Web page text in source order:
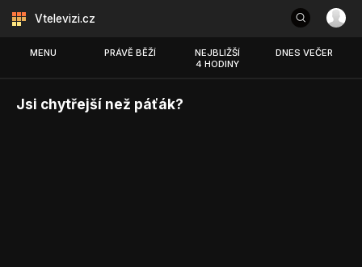
Vtelevizi.cz
MENU PRÁVĚ BĚŽÍ
NEJBLIŽŠÍ
4 HODINY
DNES VEČER
Jsi chytřejší než páťák?